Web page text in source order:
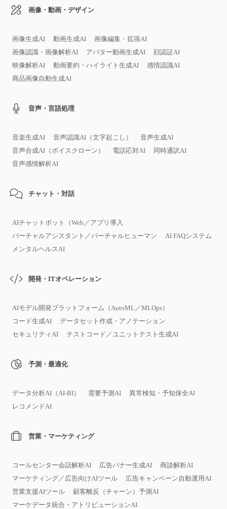
画像・動画・デザイン
画像生成AI 動画生成AI
画像編集・拡張AI
画像認識・画像解析AI
アバター動画生成AI
顔認証AI
映像解析AI
動画要約・ハイライト生成AI
感情認識AI
商品画像自動生成AI
音声・言語処理
音楽生成AI 音声認識AI（文字起こし）
音声生成AI
音声合成AI（ボイスクローン）
電話応対AI
同時通訳AI
音声感情解析AI
チャット・対話
AIチャットボット（Web／アプリ導入
バーチャルアシスタント／バーチャルヒューマン
AI FAQシステム
メンタルヘルスAI
開発・ITオペレーション
AIモデル開発プラットフォーム（AutoML／MLOps）
コード生成AI
データセット作成・アノテーション
セキュリティAI
テストコード／ユニットテスト生成AI
予測・最適化
データ分析AI（AI‑BI） 需要予測AI
異常検知・予知保全AI
レコメンドAI
営業・マーケティング
コールセンター会話解析AI 広告バナー生成AI
商談解析AI
マーケティング／広告向けAIツール
広告キャンペーン自動運用AI
営業支援AIツール
顧客離反（チャーン）予測AI
マーケデータ統合・アトリビューションAI